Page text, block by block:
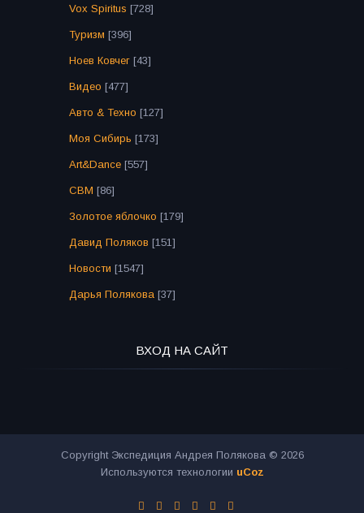
Vox Spiritus [728]
Туризм [396]
Ноев Ковчег [43]
Видео [477]
Авто & Техно [127]
Моя Сибирь [173]
Art&Dance [557]
СВМ [86]
Золотое яблочко [179]
Давид Поляков [151]
Новости [1547]
Дарья Полякова [37]
ВХОД НА САЙТ
Copyright Экспедиция Андрея Полякова © 2026
Используются технологии uCoz